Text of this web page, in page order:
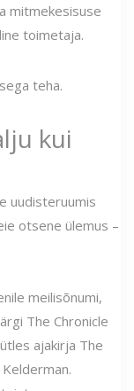
mitmekesisuse
toimetaja.
teha.
kui
uudisteruumis
otsene ülemus –
meilisõnumi,
The Chronicle
ajakirja The